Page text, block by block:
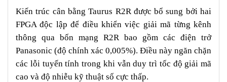
Kiến trúc cân bằng Taurus R2R được bổ sung bởi hai
FPGA độc lập để điều khiển việc giải mã từng kênh
thông qua bốn mạng R2R bao gồm các điện trở
Panasonic (độ chính xác 0,005%). Điều này ngăn chặn
các lỗi tuyến tính trong khi vẫn duy trì tốc độ giải mã
cao và độ nhiễu kỹ thuật số cực thấp.